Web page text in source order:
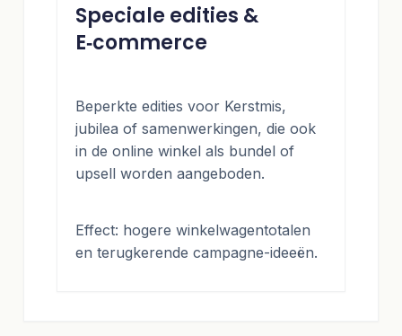
Speciale edities &
E‑commerce
Beperkte edities voor Kerstmis,
jubilea of samenwerkingen, die ook
in de online winkel als bundel of
upsell worden aangeboden.
Effect: hogere winkelwagentotalen
en terugkerende campagne-ideeën.